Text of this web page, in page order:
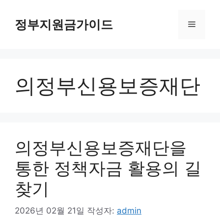
정부지원금가이드 메
의정부신용보증재단
의정부신용보증재단을
통한 정책자금 활용의 길
찾기
2026년 02월 21일 작성자: admin